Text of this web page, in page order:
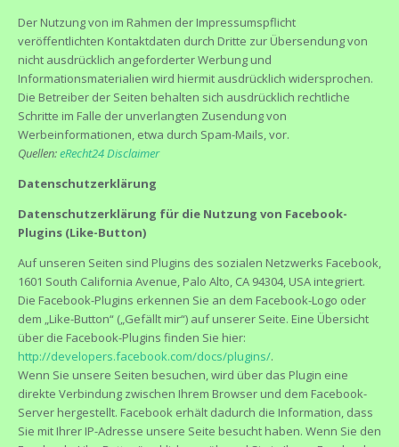
Der Nutzung von im Rahmen der Impressumspflicht
veröffentlichten Kontaktdaten durch Dritte zur Übersendung von
nicht ausdrücklich angeforderter Werbung und
Informationsmaterialien wird hiermit ausdrücklich widersprochen.
Die Betreiber der Seiten behalten sich ausdrücklich rechtliche
Schritte im Falle der unverlangten Zusendung von
Werbeinformationen, etwa durch Spam-Mails, vor.
Quellen:eRecht24 Disclaimer
Datenschutzerklärung
Datenschutzerklärung für die Nutzung von Facebook-
Plugins (Like-Button)
Auf unseren Seiten sind Plugins des sozialen Netzwerks Facebook,
1601 South California Avenue, Palo Alto, CA 94304, USA integriert.
Die Facebook-Plugins erkennen Sie an dem Facebook-Logo oder
dem „Like-Button“ („Gefällt mir“) auf unserer Seite. Eine Übersicht
über die Facebook-Plugins finden Sie hier:
http://developers.facebook.com/docs/plugins/.
Wenn Sie unsere Seiten besuchen, wird über das Plugin eine
direkte Verbindung zwischen Ihrem Browser und dem Facebook-
Server hergestellt. Facebook erhält dadurch die Information, dass
Sie mit Ihrer IP-Adresse unsere Seite besucht haben. Wenn Sie den